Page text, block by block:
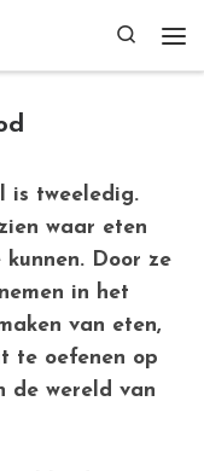
Search
is tweeledig.
waar eten
Door ze
in het
van eten,
te oefenen op
de wereld van